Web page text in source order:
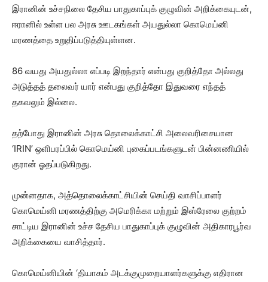
இரானின் உச்சநிலை தேசிய பாதுகாப்புக் குழுவின் அறிக்கையுடன்,
ஈரானில் உள்ள பல அரசு ஊடகங்கள் அயதுல்லா கொமெய்னி
மரணத்தை உறுதிப்படுத்தியுள்ளன.
86 வயது அயதுல்லா எப்படி இறந்தார் என்பது குறித்தோ அல்லது
அடுத்தத் தலைவர் யார் என்பது குறித்தோ இதுவரை எந்தத்
தகவலும் இல்லை.
தற்போது இரானின் அரசு தொலைக்காட்சி அலைவரிசையான
‘IRIN’ ஒளிபரப்பில் கொமெய்னி புகைப்படங்களுடன் பின்னணியில்
குரான் ஓதப்படுகிறது.
முன்னதாக, அத்தொலைக்காட்சியின் செய்தி வாசிப்பாளர்
கொமெய்னி மரணத்திற்கு அமெரிக்கா மற்றும் இஸ்ரேலை குற்றம்
சாட்டிய இரானின் உச்ச தேசிய பாதுகாப்புக் குழுவின் அதிகாரபூர்வ
அறிக்கையை வாசித்தார்.
கொமெய்னியின் ‘தியாகம் அடக்குமுறையாளர்களுக்கு எதிரான